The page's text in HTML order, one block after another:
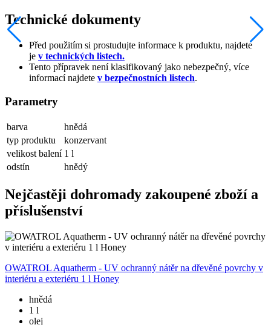
Technické dokumenty
Před použitím si prostudujte informace k produktu, najdete
je v technických listech.
Tento přípravek není klasifikovaný jako nebezpečný, více
informací najdete v bezpečnostních listech.
Parametry
barva
hnědá
typ produktu
konzervant
velikost balení 1 l
odstín
hnědý
Nejčastěji dohromady zakoupené zboží a
příslušenství
OWATROL Aquatherm - UV ochranný nátěr na dřevěné povrchy v
interiéru a exteriéru 1 l Honey
hnědá
1 l
olej